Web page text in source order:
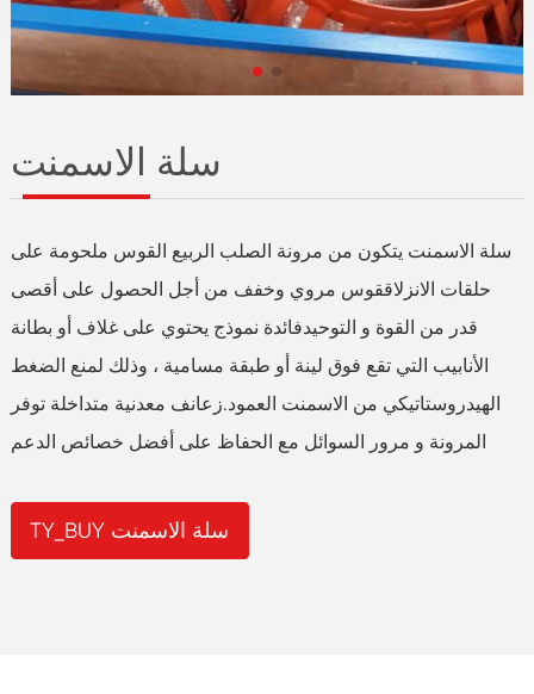
سلة الاسمنت
سلة الاسمنت يتكون من مرونة الصلب الربيع القوس ملحومة على
حلقات الانزلاققوس مروي وخفف من أجل الحصول على أقصى
قدر من القوة و التوحيدفائدة نموذج يحتوي على غلاف أو بطانة
الأنابيب التي تقع فوق لينة أو طبقة مسامية ، وذلك لمنع الضغط
الهيدروستاتيكي من الاسمنت العمود.زعانف معدنية متداخلة توفر
المرونة و مرور السوائل مع الحفاظ على أفضل خصائص الدعم
TY_BUY سلة الاسمنت